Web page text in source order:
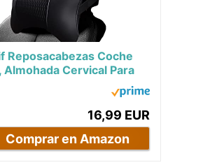
Reposacabezas Coche
Almohada Cervical Para
Para Conducir, Almohada
16,99 EUR
Comprar en Amazon